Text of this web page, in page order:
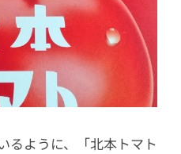
るように、「北本トマト